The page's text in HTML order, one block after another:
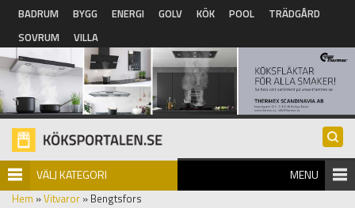
Hoppa till huvudinnehåll
BADRUM BYGG ENERGI GOLV KÖK POOL
TRÄDGÅRD
SOVRUM
VILLA
VÄLJ KATEGORI MENU
Hem »Vitvaror » Bengtsfors